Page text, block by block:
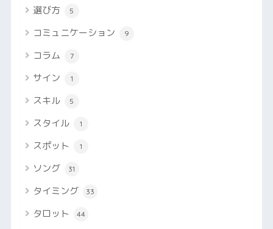
選び方 5
コミュニケーション 9
コラム 7
サイン 1
スキル 5
スタイル 1
スポット 1
ソング 31
タイミング 33
タロット 44